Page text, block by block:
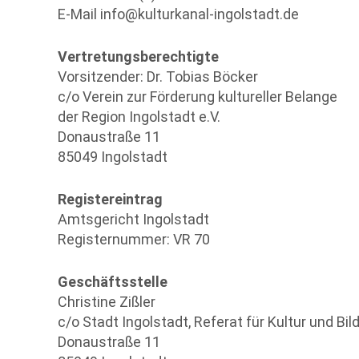
E-Mail info@kulturkanal-ingolstadt.de
Vertretungsberechtigte
Vorsitzender: Dr. Tobias Böcker
c/o Verein zur Förderung kultureller Belange
der Region Ingolstadt e.V.
Donaustraße 11
85049 Ingolstadt
Registereintrag
Amtsgericht Ingolstadt
Registernummer: VR 70
Geschäftsstelle
Christine Zißler
c/o Stadt Ingolstadt, Referat für Kultur und
Donaustraße 11